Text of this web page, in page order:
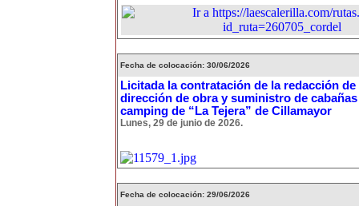
Fecha de colocación: 30/06/2026
Licitada la contratación de la redacción
dirección de obra y suministro de
camping de “La Tejera” de Cillamayor
Lunes, 29 de junio de 2026.
Fecha de colocación: 29/06/2026